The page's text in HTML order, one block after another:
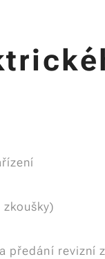
předání revizní